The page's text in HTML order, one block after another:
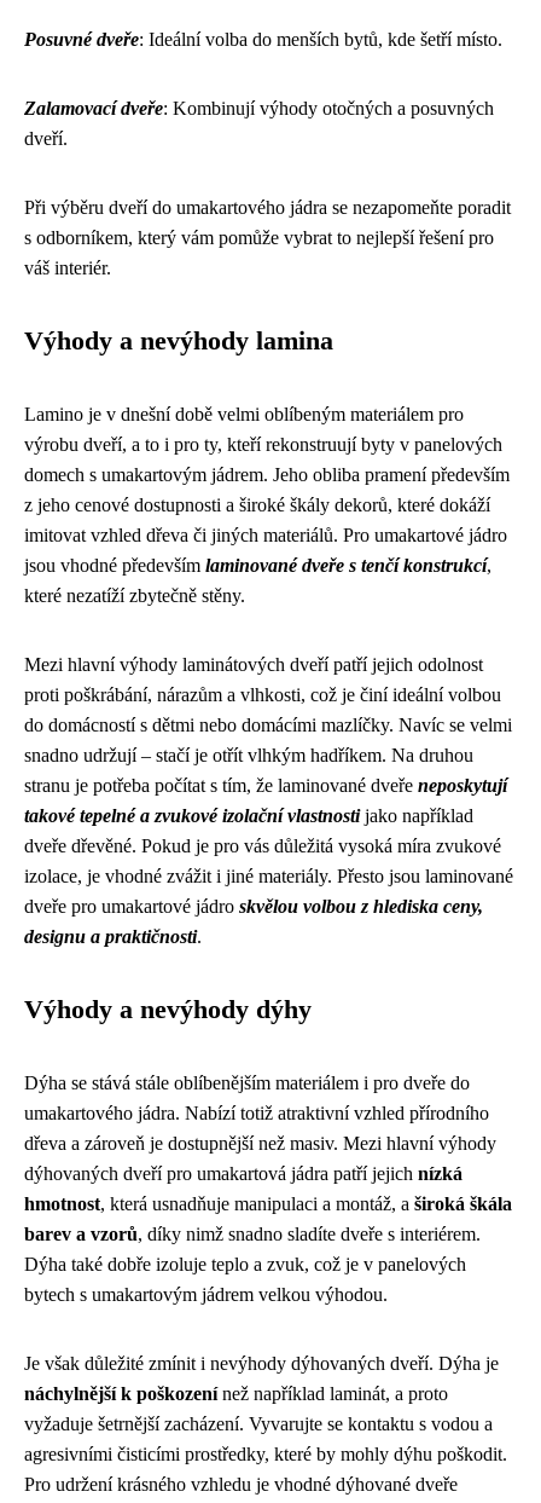
Posuvné dveře: Ideální volba do menších bytů, kde šetří místo.
Zalamovací dveře: Kombinují výhody otočných a posuvných
dveří.
Při výběru dveří do umakartového jádra se nezapomeňte poradit
s odborníkem, který vám pomůže vybrat to nejlepší řešení pro
váš interiér.
Výhody a nevýhody lamina
Lamino je v dnešní době velmi oblíbeným materiálem pro
výrobu dveří, a to i pro ty, kteří rekonstruují byty v panelových
domech s umakartovým jádrem. Jeho obliba pramení především
z jeho cenové dostupnosti a široké škály dekorů, které dokáží
imitovat vzhled dřeva či jiných materiálů. Pro umakartové jádro
jsou vhodné především laminované dveře s tenčí konstrukcí,
které nezatíží zbytečně stěny.
Mezi hlavní výhody laminátových dveří patří jejich odolnost
proti poškrábání, nárazům a vlhkosti, což je činí ideální volbou
do domácností s dětmi nebo domácími mazlíčky. Navíc se velmi
snadno udržují – stačí je otřít vlhkým hadříkem. Na druhou
stranu je potřeba počítat s tím, že laminované dveře neposkytují
takové tepelné a zvukové izolační vlastnostijako například
dveře dřevěné. Pokud je pro vás důležitá vysoká míra zvukové
izolace, je vhodné zvážit i jiné materiály. Přesto jsou laminované
dveře pro umakartové jádro skvělou volbou z hlediska ceny,
designu a praktičnosti.
Výhody a nevýhody dýhy
Dýha se stává stále oblíbenějším materiálem i pro dveře do
umakartového jádra. Nabízí totiž atraktivní vzhled přírodního
dřeva a zároveň je dostupnější než masiv. Mezi hlavní výhody
dýhovaných dveří pro umakartová jádra patří jejich nízká
hmotnost, která usnadňuje manipulaci a montáž, a široká škála
barev a vzorů, díky nimž snadno sladíte dveře s interiérem.
Dýha také dobře izoluje teplo a zvuk, což je v panelových
bytech s umakartovým jádrem velkou výhodou.
Je však důležité zmínit i nevýhody dýhovaných dveří. Dýha je
náchylnější k poškozenínež například laminát, a proto
vyžaduje šetrnější zacházení. Vyvarujte se kontaktu s vodou a
agresivními čisticími prostředky, které by mohly dýhu poškodit.
Pro udržení krásného vzhledu je vhodné dýhované dveře